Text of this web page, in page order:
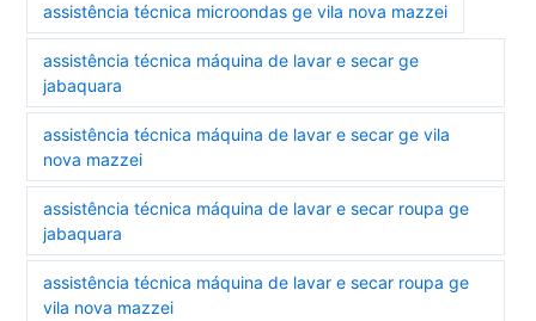
assistência técnica microondas ge vila nova mazzei
assistência técnica máquina de lavar e secar ge
jabaquara
assistência técnica máquina de lavar e secar ge vila
nova mazzei
assistência técnica máquina de lavar e secar roupa ge
jabaquara
assistência técnica máquina de lavar e secar roupa ge
vila nova mazzei